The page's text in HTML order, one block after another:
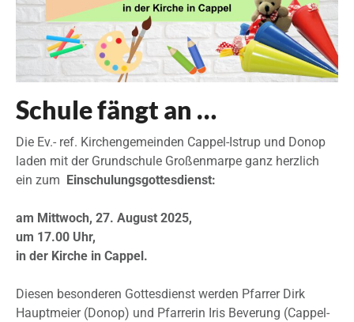
Schule fängt an …
Die Ev.- ref. Kirchengemeinden Cappel-Istrup und Donop
laden mit der Grundschule Großenmarpe ganz herzlich
ein zum
Einschulungsgottesdienst:
am Mittwoch, 27. August 2025,
um 17.00 Uhr,
in der Kirche in Cappel.
Diesen besonderen Gottesdienst werden Pfarrer Dirk
Hauptmeier (Donop) und Pfarrerin Iris Beverung (Cappel-